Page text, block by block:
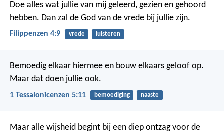
Doe alles wat jullie van mij geleerd, gezien en gehoord
hebben. Dan zal de God van de vrede bij jullie zijn.
Filippenzen 4:9 vrede luisteren
Bemoedig elkaar hiermee en bouw elkaars geloof op.
Maar dat doen jullie ook.
1 Tessalonicenzen 5:11 bemoediging naaste
Maar alle wijsheid begint bij een diep ontzag voor de